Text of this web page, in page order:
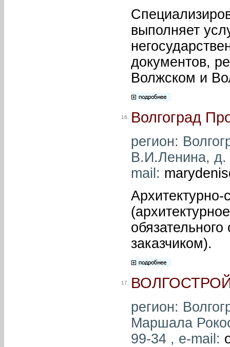
выполняет
документов,
Волжском и
16. Волгоград
регион:
В.И.Ленина, д.
mail:
Архитектурно-
заказчиком).
17.
регион:
Маршала
99-34 , e-mail: